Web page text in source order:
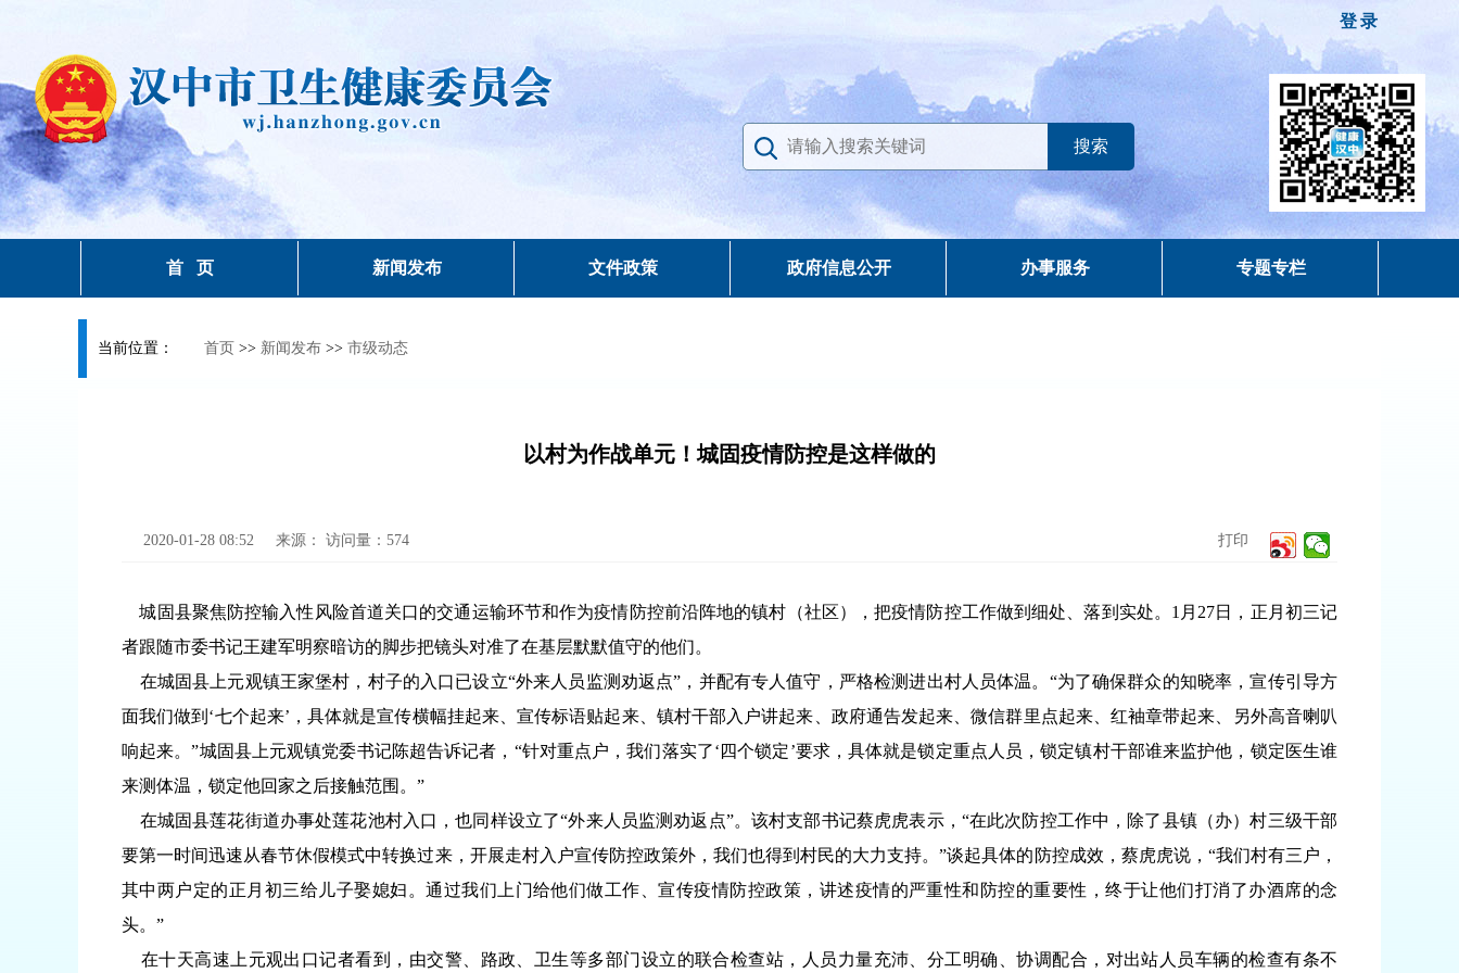
登录
首 页 新闻发布 文件政策 政府信息公开 办事服务 专题专栏
当前位置： 首页 >> 新闻发布 >> 市级动态
以村为作战单元！城固疫情防控是这样做的
2020-01-28 08:52 来源： 访问量： 574 打印
城固县聚焦防控输入性风险首道关口的交通运输环节和作为疫情防控前沿阵地的镇村（社区），把疫情防控工作做到细处、落到实处。1月27日，正月初三记
者跟随市委书记王建军明察暗访的脚步把镜头对准了在基层默默值守的他们。
在城固县上元观镇王家堡村，村子的入口已设立“外来人员监测劝返点”，并配有专人值守，严格检测进出村人员体温。“为了确保群众的知晓率，宣传引导方
面我们做到‘七个起来’，具体就是宣传横幅挂起来、宣传标语贴起来、镇村干部入户讲起来、政府通告发起来、微信群里点起来、红袖章带起来、另外高音喇叭
响起来。”城固县上元观镇党委书记陈超告诉记者，“针对重点户，我们落实了‘四个锁定’要求，具体就是锁定重点人员，锁定镇村干部谁来监护他，锁定医生谁
来测体温，锁定他回家之后接触范围。”
在城固县莲花街道办事处莲花池村入口，也同样设立了“外来人员监测劝返点”。该村支部书记蔡虎虎表示，“在此次防控工作中，除了县镇（办）村三级干部
要第一时间迅速从春节休假模式中转换过来，开展走村入户宣传防控政策外，我们也得到村民的大力支持。”谈起具体的防控成效，蔡虎虎说，“我们村有三户，
其中两户定的正月初三给儿子娶媳妇。通过我们上门给他们做工作、宣传疫情防控政策，讲述疫情的严重性和防控的重要性，终于让他们打消了办酒席的念
头。”
在十天高速上元观出口记者看到，由交警、路政、卫生等多部门设立的联合检查站，人员力量充沛、分工明确、协调配合，对出站人员车辆的检查有条不